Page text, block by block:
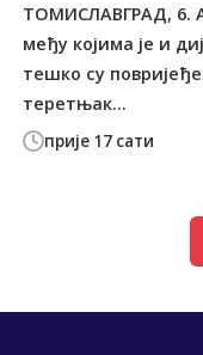
прије 17 сати
ТОМИСЛАВГРАД, 6.
међу којима је и
тешко су
теретњак...